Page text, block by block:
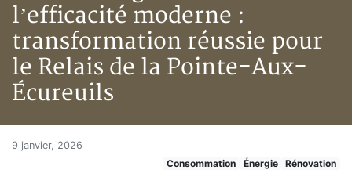
l’efficacité moderne :
transformation réussie pour
le Relais de la Pointe-Aux-
Écureuils
Accueil
Du chauffage à l’huile à
9 janvier, 2026
Consommation
Énergie Rénovation